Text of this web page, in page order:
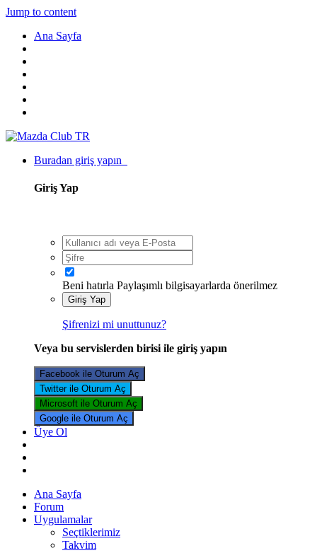
Jump to content
Ana Sayfa
Buradan giriş yapın
Giriş Yap
Beni hatırla Paylaşımlı bilgisayarlarda önerilmez
Giriş Yap
Şifrenizi mi unuttunuz?
Veya bu servislerden birisi ile giriş yapın
Facebook ile Oturum Aç
Twitter ile Oturum Aç
Microsoft ile Oturum Aç
Google ile Oturum Aç
Üye Ol
Ana Sayfa
Forum
Uygulamalar
Seçtiklerimiz
Takvim